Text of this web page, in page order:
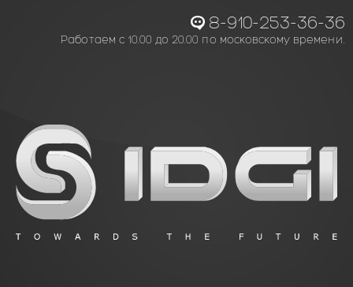
8-910-253-36-36
Работаем с 10.00 до 20.00 по московскому времени.